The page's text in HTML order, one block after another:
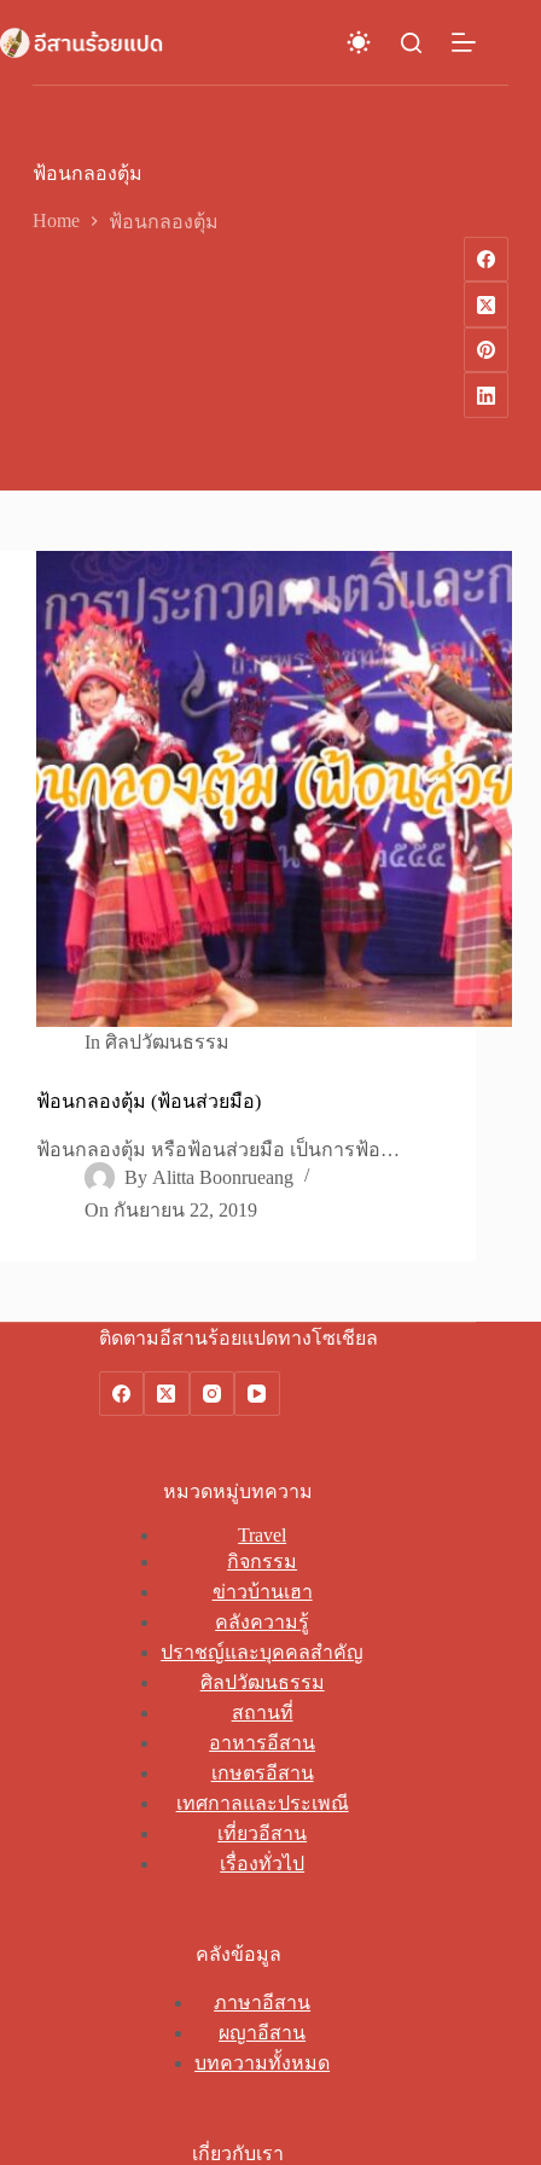
to
content
ฟ้อนกลองตุ้ม
Home ฟ้อนกลองตุ้ม
In ศิลปวัฒนธรรม
ฟ้อนกลองตุ้ม (ฟ้อนส่วยมือ)
ฟ้อนกลองตุ้ม หรือฟ้อนส่วยมือ เป็นการฟ้อ…
By Alitta Boonrueang
On กันยายน 22, 2019
ติดตามอีสานร้อยแปดทางโซเชียล
หมวดหมู่บทความ
Travel
กิจกรรม
ข่าวบ้านเฮา
คลังความรู้
ปราชญ์และบุคคลสำคัญ
ศิลปวัฒนธรรม
สถานที่
อาหารอีสาน
เกษตรอีสาน
เทศกาลและประเพณี
เที่ยวอีสาน
เรื่องทั่วไป
คลังข้อมูล
ภาษาอีสาน
ผญาอีสาน
บทความทั้งหมด
เกี่ยวกับเรา